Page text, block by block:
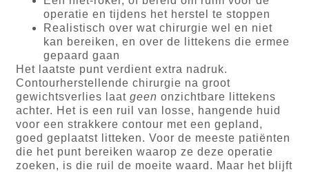
operatie en tijdens het herstel te stoppen
Realistisch over wat chirurgie wel en niet
kan bereiken, en over de littekens die ermee
gepaard gaan
Het laatste punt verdient extra nadruk.
Contourherstellende chirurgie na groot
gewichtsverlies laatgeen onzichtbare littekens
achter. Het is een ruil van losse, hangende huid
voor een strakkere contour met een gepland,
goed geplaatst litteken. Voor de meeste patiënten
die het punt bereiken waarop ze deze operatie
zoeken, is die ruil de moeite waard. Maar het blijft